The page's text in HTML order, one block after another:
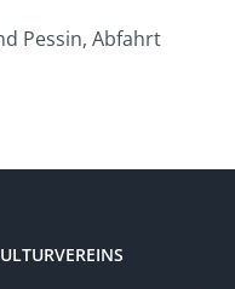
Pessin, Abfahrt